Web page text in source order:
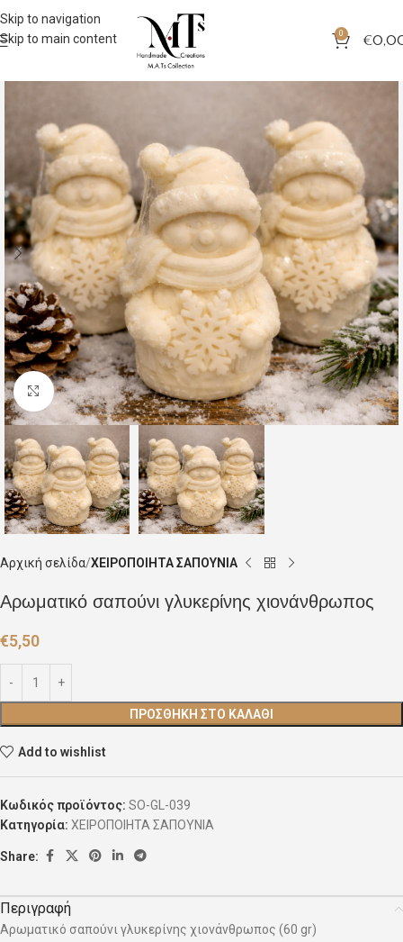
Skip to navigation
Skip to main content
0 €
Click to enlarge
Αρχική σελίδα ΧΕΙΡΟΠΟΙΗΤΑ ΣΑΠΟΥΝΙΑ
Αρωματικό σαπούνι γλυκερίνης χιονάνθρωπος
€5,50
ΠΡΟΣΘΉΚΗ ΣΤΟ ΚΑΛΆΘΙ
Add to wishlist
Κωδικός προϊόντος: SO-GL-039
Κατηγορία: ΧΕΙΡΟΠΟΙΗΤΑ ΣΑΠΟΥΝΙΑ
Share:
Περιγραφή
Αρωματικό σαπούνι γλυκερίνης χιονάνθρωπος (60 gr)